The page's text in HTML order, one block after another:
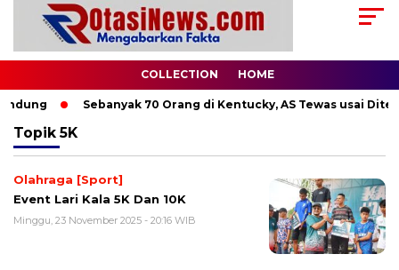
COLLECTION HOME
Sebanyak 70 Orang di Kentucky, AS Tewas usai
Topik 5K
Olahraga [Sport]
Event Lari Kala 5K Dan 10K
Minggu, 23 November 2025 - 20:16 WIB